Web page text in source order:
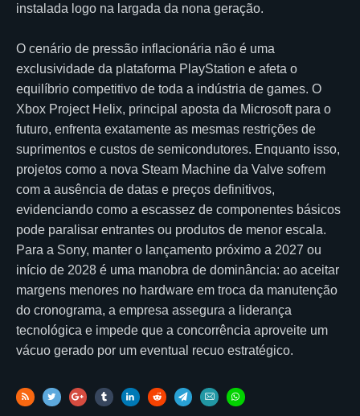
instalada logo na largada da nona geração.
O cenário de pressão inflacionária não é uma
exclusividade da plataforma PlayStation e afeta o
equilíbrio competitivo de toda a indústria de games. O
Xbox Project Helix, principal aposta da Microsoft para o
futuro, enfrenta exatamente as mesmas restrições de
suprimentos e custos de semicondutores. Enquanto isso,
projetos como a nova Steam Machine da Valve sofrem
com a ausência de datas e preços definitivos,
evidenciando como a escassez de componentes básicos
pode paralisar entrantes ou produtos de menor escala.
Para a Sony, manter o lançamento próximo a 2027 ou
início de 2028 é uma manobra de dominância: ao aceitar
margens menores no hardware em troca da manutenção
do cronograma, a empresa assegura a liderança
tecnológica e impede que a concorrência aproveite um
vácuo gerado por um eventual recuo estratégico.